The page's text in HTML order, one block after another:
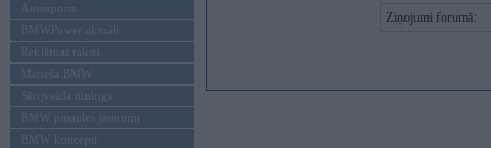
Autosports
BMWPower aktuāli
Reklāmas raksti
Mēneša BMW
Sērijveida tūnings
BMW pasaules jaunumi
BMW koncepti
Ziņojumi forumā: